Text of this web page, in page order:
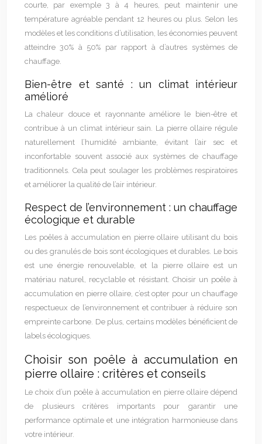
courte, par exemple 3 à 4 heures, peut maintenir une
température agréable pendant 12 heures ou plus. Selon les
modèles et les conditions d’utilisation, les économies peuvent
atteindre 30% à 50% par rapport à d’autres systèmes de
chauffage.
Bien-être et santé : un climat intérieur
amélioré
La chaleur douce et rayonnante améliore le bien-être et
contribue à un climat intérieur sain. La pierre ollaire régule
naturellement l’humidité ambiante, évitant l’air sec et
inconfortable souvent associé aux systèmes de chauffage
traditionnels. Cela peut soulager les problèmes respiratoires
et améliorer la qualité de l’air intérieur.
Respect de l’environnement : un chauffage
écologique et durable
Les poêles à accumulation en pierre ollaire utilisant du bois
ou des granulés de bois sont écologiques et durables. Le bois
est une énergie renouvelable, et la pierre ollaire est un
matériau naturel, recyclable et résistant. Choisir un poêle à
accumulation en pierre ollaire, c’est opter pour un chauffage
respectueux de l’environnement et contribuer à réduire son
empreinte carbone. De plus, certains modèles bénéficient de
labels écologiques.
Choisir son poêle à accumulation en
pierre ollaire : critères et conseils
Le choix d’un poêle à accumulation en pierre ollaire dépend
de plusieurs critères importants pour garantir une
performance optimale et une intégration harmonieuse dans
votre intérieur.